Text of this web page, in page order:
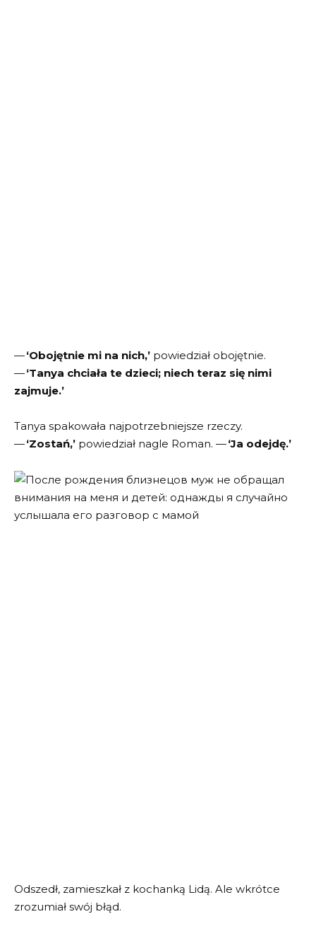
—‘Obojętnie mi na nich,’ powiedział obojętnie.
—‘Tanya chciała te dzieci; niech teraz się nimi
zajmuje.’
Tanya spakowała najpotrzebniejsze rzeczy.
—‘Zostań,’ powiedział nagle Roman. —‘Ja odejdę.’
Odszedł, zamieszkał z kochanką Lidą. Ale wkrótce
zrozumiał swój błąd.